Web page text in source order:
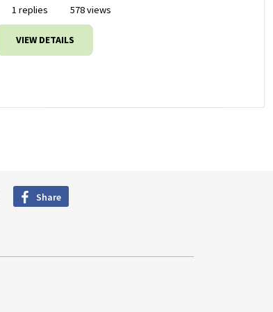
1 replies 578 views
VIEW DETAILS
Share